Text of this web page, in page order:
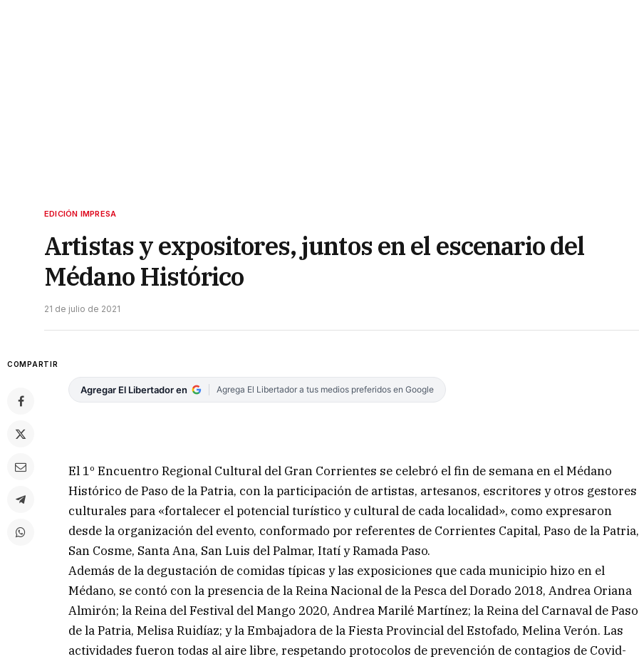
EDICIÓN IMPRESA
Artistas y expositores, juntos en el escenario del
Médano Histórico
21 de julio de 2021
COMPARTIR
Agregar El Libertador en Agrega El Libertador a tus medios preferidos en Google
El 1º Encuentro Regional Cultural del Gran Corrientes se celebró el fin de semana en el Médano
Histórico de Paso de la Patria, con la participación de artistas, artesanos, escritores y otros gestores
culturales para «fortalecer el potencial turístico y cultural de cada localidad», como expresaron
desde la organización del evento, conformado por referentes de Corrientes Capital, Paso de la Patria,
San Cosme, Santa Ana, San Luis del Palmar, Itatí y Ramada Paso.
Además de la degustación de comidas típicas y las exposiciones que cada municipio hizo en el
Médano, se contó con la presencia de la Reina Nacional de la Pesca del Dorado 2018, Andrea Oriana
Almirón; la Reina del Festival del Mango 2020, Andrea Marilé Martínez; la Reina del Carnaval de Paso
de la Patria, Melisa Ruidíaz; y la Embajadora de la Fiesta Provincial del Estofado, Melina Verón. Las
actividades fueron todas al aire libre, respetando protocolos de prevención de contagios de Covid-